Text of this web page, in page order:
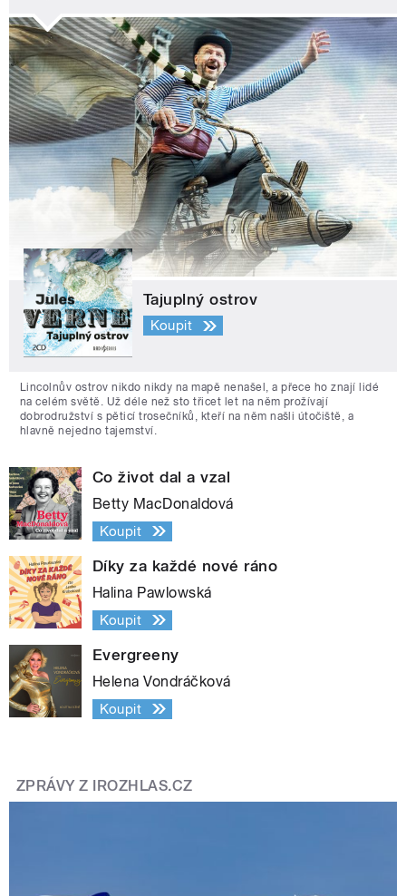
Tajuplný ostrov
Koupit
Lincolnův ostrov nikdo nikdy na mapě nenašel, a přece ho znají lidé
na celém světě. Už déle než sto třicet let na něm prožívají
dobrodružství s pěticí trosečníků, kteří na něm našli útočiště, a
hlavně nejedno tajemství.
Co život dal a vzal
Betty MacDonaldová
Koupit
Díky za každé nové ráno
Halina Pawlowská
Koupit
Evergreeny
Helena Vondráčková
Koupit
ZPRÁVY Z IROZHLAS.CZ